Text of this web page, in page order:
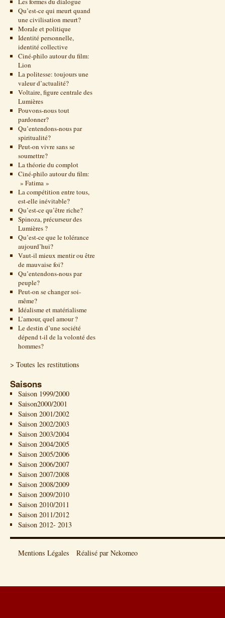
Qu’est-ce qui meurt quand
une civilisation meurt?
Morale et politique
Identité personnelle,
identité collective
Ciné-philo autour du film:
Lion
La politesse: toujours une
valeur d’actualité?
Voltaire, figure centrale des
Lumières
Pouvons-nous tout
pardonner?
Qu’entendons-nous par
spiritualité?
Peut-on vivre sans se
soumettre?
La théorie du complot
Ciné-philo autour du film:
» Fatima »
La compétition entre tous,
est-elle inévitable?
Qu’est-ce qu’être riche?
Spinoza, précurseur des
Lumières ?
Qu’est-ce que le tolérance
aujourd’hui?
Vaut-il mieux mentir ou être
de mauvaise foi?
Qu’entendons-nous par
peuple?
Peut-on se changer soi-
même?
Idéalisme et matérialisme
L’amour, quel amour ?
Le destin d’une société
dépend t-il de la volonté des
hommes?
> Toutes les restitutions
Saisons
Saison 1999/2000
Saison2000/2001
Saison 2001/2002
Saison 2002/2003
Saison 2003/2004
Saison 2004/2005
Saison 2005/2006
Saison 2006/2007
Saison 2007/2008
Saison 2008/2009
Saison 2009/2010
Saison 2010/2011
Saison 2011/2012
Saison 2012- 2013
Mentions Légales Réalisé par Nekomeo